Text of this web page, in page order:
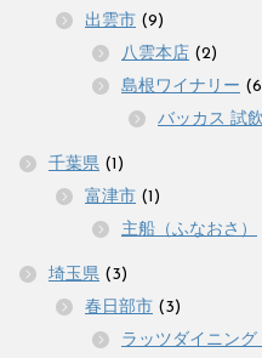
出雲市 (9)
八雲本店 (2)
島根ワイナリー
バッカス 試
千葉県 (1)
富津市 (1)
主船（ふなおさ）
埼玉県 (3)
春日部市 (3)
ラッツダイニング